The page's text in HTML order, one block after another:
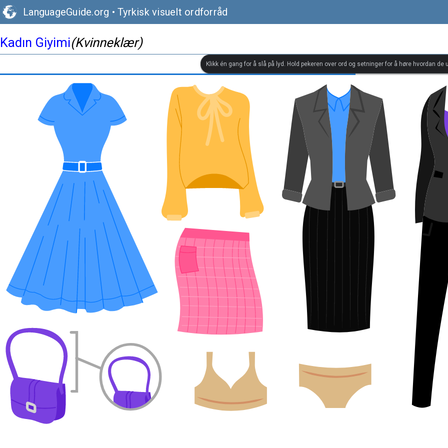
LanguageGuide.org • Tyrkisk visuelt ordforråd
Kadın Giyimi(Kvinneklær)
Klikk én gang for å slå på lyd. Hold pekeren over ord og setninger for å høre hvordan de